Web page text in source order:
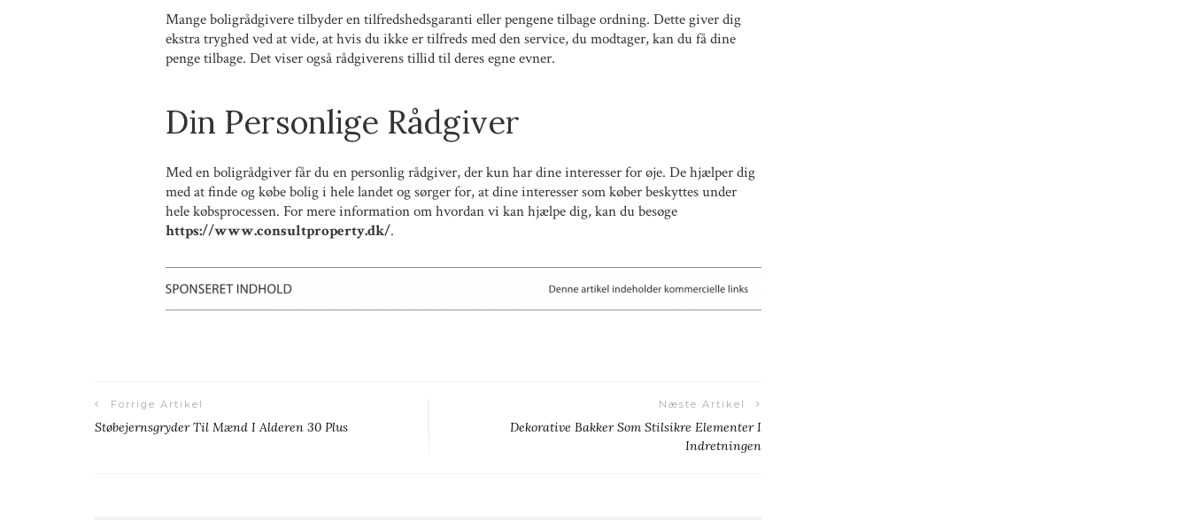
Mange boligrådgivere tilbyder en tilfredshedsgaranti eller pengene tilbage ordning. Dette giver dig
ekstra tryghed ved at vide, at hvis du ikke er tilfreds med den service, du modtager, kan du få dine
penge tilbage. Det viser også rådgiverens tillid til deres egne evner.
Din Personlige Rådgiver
Med en boligrådgiver får du en personlig rådgiver, der kun har dine interesser for øje. De hjælper dig
med at finde og købe bolig i hele landet og sørger for, at dine interesser som køber beskyttes under
hele købsprocessen. For mere information om hvordan vi kan hjælpe dig, kan du besøge
https://www.consultproperty.dk/.
Forrige Artikel
Støbejernsgryder Til Mænd I Alderen 30 Plus
Næste Artikel
Dekorative Bakker Som Stilsikre Elementer I
Indretningen